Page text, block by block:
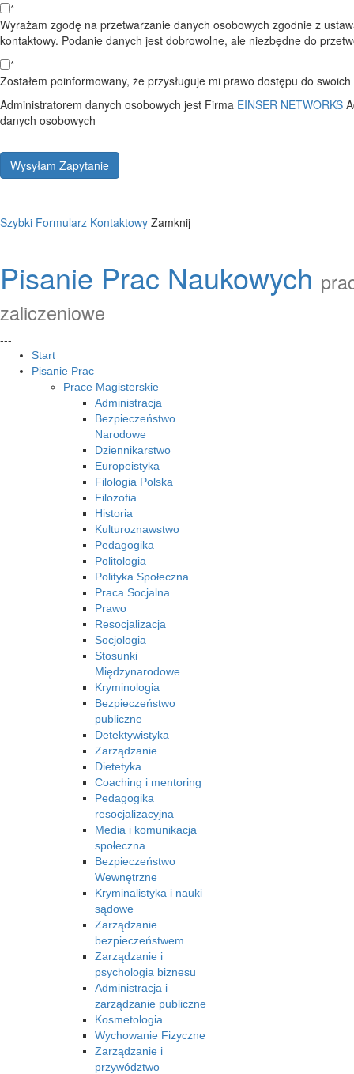
*
Wyrażam zgodę na przetwarzanie danych osobowych zgodnie z
kontaktowy. Podanie danych jest dobrowolne, ale niezbędne do
*
Zostałem poinformowany, że przysługuje mi prawo dostępu do
Administratorem danych osobowych jest Firma EINSER NETWORKS
danych osobowych
Wysyłam Zapytanie
Szybki Formularz Kontaktowy Zamknij
---
Pisanie Prac Naukowych
zaliczeniowe
---
Start
Pisanie Prac
Prace Magisterskie
Administracja
Bezpieczeństwo
Narodowe
Dziennikarstwo
Europeistyka
Filologia Polska
Filozofia
Historia
Kulturoznawstwo
Pedagogika
Politologia
Polityka Społeczna
Praca Socjalna
Prawo
Resocjalizacja
Socjologia
Stosunki
Międzynarodowe
Kryminologia
Bezpieczeństwo
publiczne
Detektywistyka
Zarządzanie
Dietetyka
Coaching i mentoring
Pedagogika
resocjalizacyjna
Media i komunikacja
społeczna
Bezpieczeństwo
Wewnętrzne
Kryminalistyka i nauki
sądowe
Zarządzanie
bezpieczeństwem
Zarządzanie i
psychologia biznesu
Administracja i
zarządzanie publiczne
Kosmetologia
Wychowanie Fizyczne
Zarządzanie i
przywództwo